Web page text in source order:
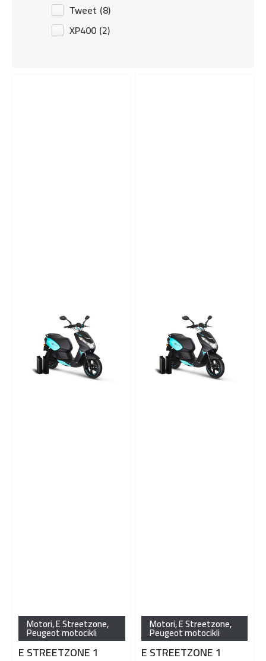
Tweet (8)
XP400 (2)
Motori,E Streetzone,
Peugeot motocikli
E STREETZONE 1
Motori,E Streetzone,
Peugeot motocikli
E STREETZONE 1